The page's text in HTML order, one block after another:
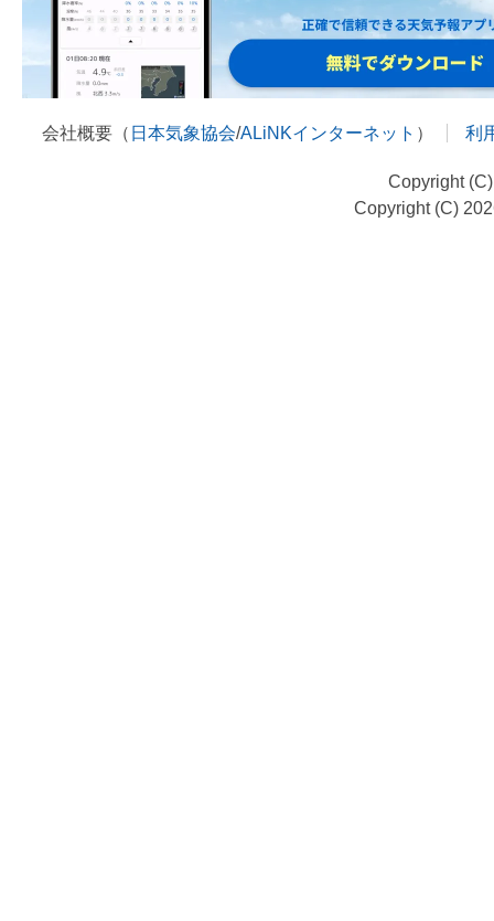
会社概要（ 日本気象協会/ALiNKインターネット ） 利
Copyright
Copyright (C)